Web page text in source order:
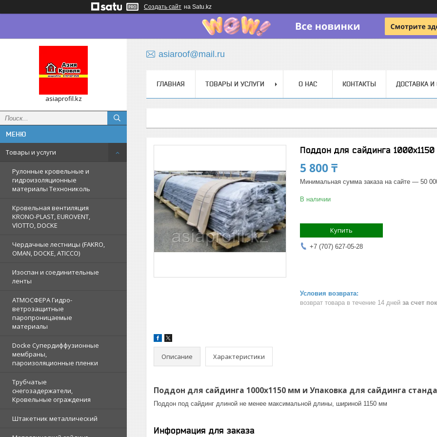
Создать сайт на Satu.kz
asiaprofil.kz
Товары и услуги
Рулонные кровельные и
гидроизоляционные
материалы Технониколь
Кровельная вентиляция
KRONO-PLAST, EUROVENT,
VlOTTO, DOCKE
Чердачные лестницы (FAKRO,
OMAN, DOCKE, ATICCO)
Изоспан и соединительные
ленты
АТМОСФЕРА Гидро-
ветрозащитные
паропроницаемые
материалы
Docke Супердиффузионные
мембраны,
пароизоляционные пленки
Трубчатые
снегозадержатели,
Кровельные ограждения
Штакетник металлический
asiaroof@mail.ru
ГЛАВНАЯ ТОВАРЫ И УСЛУГИ О НАС КОНТАКТЫ ДОСТАВКА И
Поддон для сайдинга
5 800 ₸
Минимальная сумма заказа на сайте — 50
В наличии
Купить
+7 (707) 627-05-28
возврат товара в течение 14 дней за счет
Описание Характеристики
Поддон для сайдинга 1000х1150 мм и Упаковка для сайдинга
Поддон под сайдинг длиной не менее максимальной длины, шириной 1150 мм
Информация для заказа